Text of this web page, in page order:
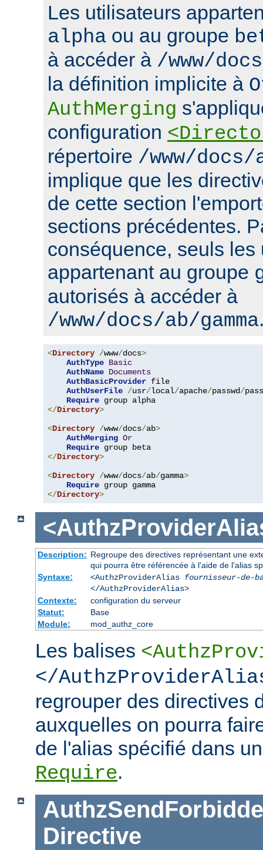
Les utilisateurs
alpha ou au groupe
à accéder à /www/
la définition implicite à
AuthMerging
configuration
répertoire /www/docs/
implique que les
de cette section
sections précédentes.
conséquence, seuls les
appartenant au groupe
autorisés à accéder à
/www/docs/ab/gamma
<Directory /www/docs>
AuthType Basic
AuthName Documents
AuthBasicProvider file
AuthUserFile /usr/local/apache/passwd/
Require
</Directory>
<Directory /www/docs/ab>
AuthMerging Or
Require
</Directory>
<Directory /www/docs/ab/gamma>
Require
</Directory>
Description: Regroupe des directives représentant une
qui pourra être référencée à l'aide de l'alias
Syntaxe:
<AuthzProviderAlias fournisseur-de-
</AuthzProviderAlias>
Contexte:
configuration du serveur
Statut:
Base
Module:
mod_authz_core
Les balises
</
regrouper des directives
auxquelles on pourra
de l'alias spécifié dans
Require.
Directive